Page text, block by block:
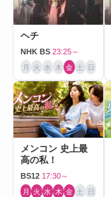
ヘチ
NHK BS 23:25～
月 火 水 木 金 土 日
メンコン 史上最
高の私！
BS12 17:30～
月 火 水 木 金 土 日